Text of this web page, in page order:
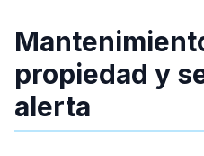
propiedad y
alerta